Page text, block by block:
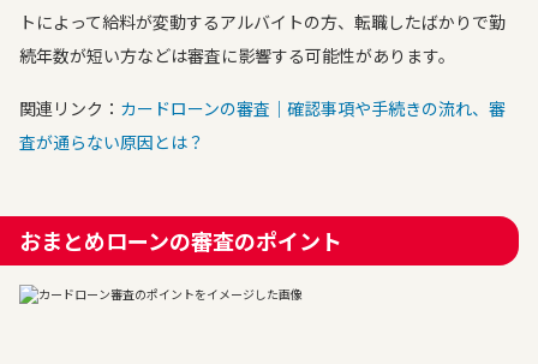
トによって給料が変動するアルバイトの方、転職したばかりで勤
続年数が短い方などは審査に影響する可能性があります。
関連リンク： カードローンの審査｜確認事項や手続きの流れ、審
査が通らない原因とは？
おまとめローンの審査のポイント